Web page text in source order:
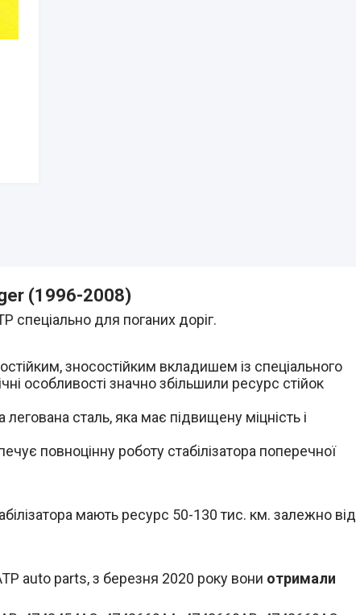
(1996-2008)
спеціально для поганих доріг.
зносостійким вкладишем із спеціального
особливості значно збільшили ресурс стійок
сталь, яка має підвищену міцність і
повноцінну роботу стабілізатора поперечної
мають ресурс 50-130 тис. км. залежно від
auto parts, з березня 2020 року вони отримали